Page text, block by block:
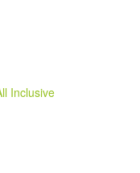
Inclusive